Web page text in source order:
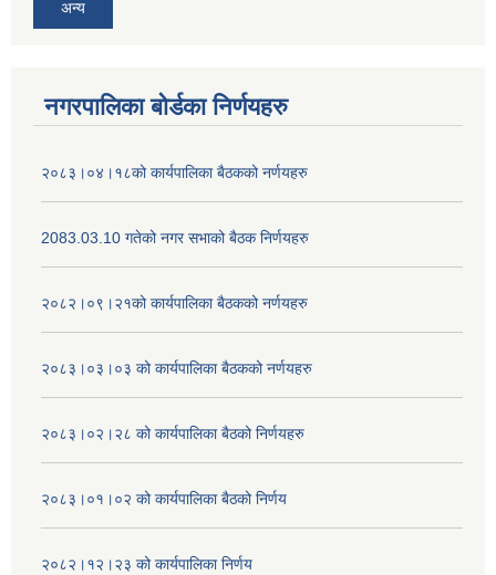
अन्य
नगरपालिका बोर्डका निर्णयहरु
२०८३।०४।१८को कार्यपालिका बैठकको नर्णयहरु
2083.03.10 गतेको नगर सभाको बैठक निर्णयहरु
२०८२।०९।२१को कार्यपालिका बैठकको नर्णयहरु
२०८३।०३।०३ को कार्यपालिका बैठकको नर्णयहरु
२०८३।०२।२८ को कार्यपालिका बैठको निर्णयहरु
२०८३।०१।०२ को कार्यपालिका बैठको निर्णय
२०८२।१२।२३ को कार्यपालिका निर्णय